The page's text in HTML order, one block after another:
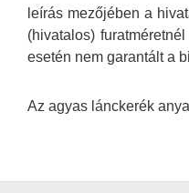
leírás mezőjében a
(hivatalos)
esetén nem garantált a
Az agyas lánckerék